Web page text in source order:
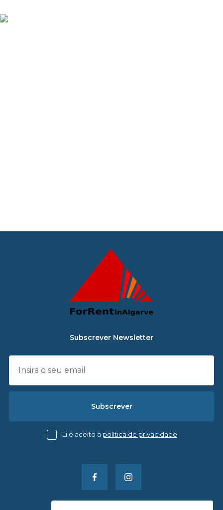
Subscrever Newsletter
Subscrever
Li e aceito a política de privacidade